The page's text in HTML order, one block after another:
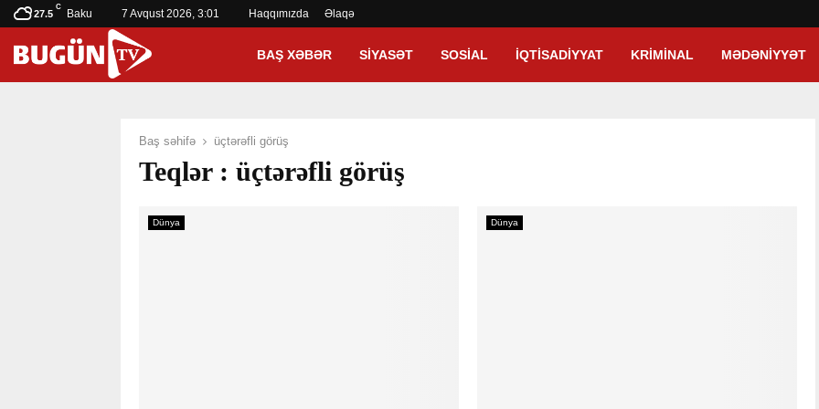
27.5
C
Baku 7 Avqust 2026, 3:01 Haqqımızda Əlaqə
BAŞ XƏBƏR SIYASƏT SOSIAL İQTISADIYYAT KRIMINAL MƏDƏNIYYƏT
Baş səhifə üçtərəfli görüş
Teqlər : üçtərəfli görüş
Dünya Dünya